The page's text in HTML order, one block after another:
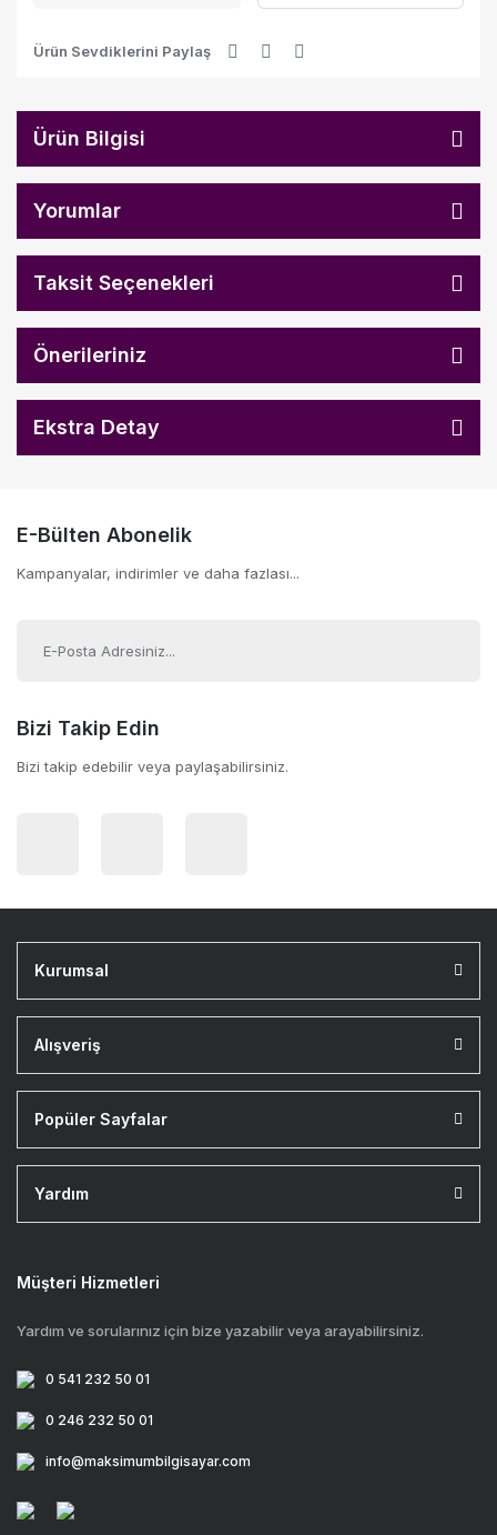
Ürün Sevdiklerini Paylaş
Ürün Bilgisi
Yorumlar
Taksit Seçenekleri
Önerileriniz
Ekstra Detay
E-Bülten Abonelik
Kampanyalar, indirimler ve daha fazlası...
Bizi Takip Edin
Bizi takip edebilir veya paylaşabilirsiniz.
Kurumsal
Alışveriş
Popüler Sayfalar
Yardım
Müşteri Hizmetleri
Yardım ve sorularınız için bize yazabilir veya arayabilirsiniz.
0 541 232 50 01
0 246 232 50 01
info@maksimumbilgisayar.com